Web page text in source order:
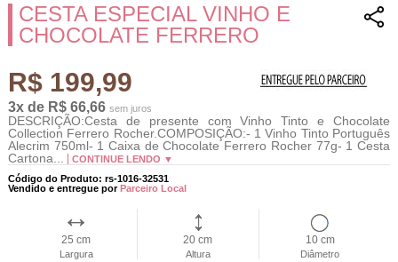
CESTA ESPECIAL VINHO E
CHOCOLATE FERRERO
R$ 199,99
3x de R$ 66,66 sem juros
DESCRIÇÃO:Cesta de presente com Vinho Tinto e Chocolate
Collection Ferrero Rocher.COMPOSIÇÃO:- 1 Vinho Tinto Português
Alecrim 750ml- 1 Caixa de Chocolate Ferrero Rocher 77g- 1 Cesta
Cartona...
CONTINUE LENDO ▼
Código do Produto: rs-1016-32531
Vendido e entregue porParceiro Local
25 cm
Largura
20 cm
Altura
10 cm
Diâmetro